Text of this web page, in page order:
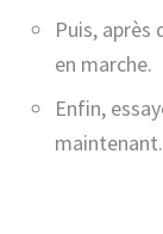
Puis,
en marche.
Enfin,